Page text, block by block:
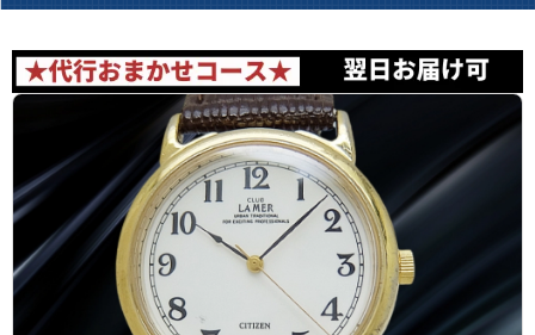
アーカイブ ブログ・特集記事